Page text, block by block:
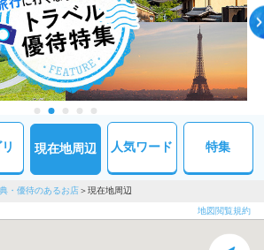
現在地周辺 人気ワード 特集
・優待のあるお店 現在地周辺
地図閲覧規約